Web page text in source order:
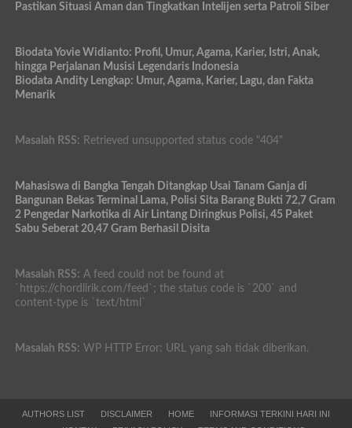
Pastikan Situasi Aman dan Tingkatkan Intelijen serta Patroli Siber
Biodata Yovie Widianto: Profil, Umur, Agama, Karier, Istri, Anak,
hingga Perjalanan Musisi Legendaris Indonesia
Biodata Andity Lengkap: Umur, Agama, Karier, Lagu, dan Fakta
Menarik
Masalah RSS: Retrieved unsupported status code "404"
Mahasiswa di Bangka Tengah Ditangkap Usai Tanam Ganja di
Bangunan Bekas Terminal Lama, Polisi Sita Barang Bukti 72,7 Gram
2 Pengedar Narkotika di Air Lintang Diringkus Polisi, 45 Paket
Sabu Seberat 20,47 Gram Berhasil Disita
Masalah RSS: A feed could not be found at
`https://chordlirik.com/feed`; the status code is `200` and
content-type is `text/html`
Masalah RSS: WP HTTP Error: URL yang sah tidak diberikan.
AUTHORS LIST DISCLAIMER HOME
INFORMASI TERKINI HARI INI